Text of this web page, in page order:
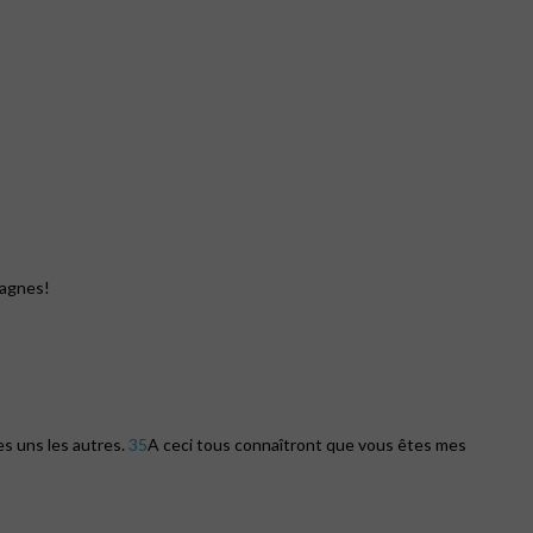
uns les autres. 35A ceci tous connaîtront que vous êtes mes